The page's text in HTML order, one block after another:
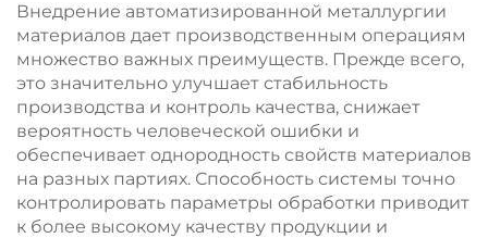
Внедрение автоматизированной металлургии
материалов дает производственным операциям
множество важных преимуществ. Прежде всего,
это значительно улучшает стабильность
производства и контроль качества, снижает
вероятность человеческой ошибки и
обеспечивает однородность свойств материалов
на разных партиях. Способность системы точно
контролировать параметры обработки приводит
к более высокому качеству продукции и